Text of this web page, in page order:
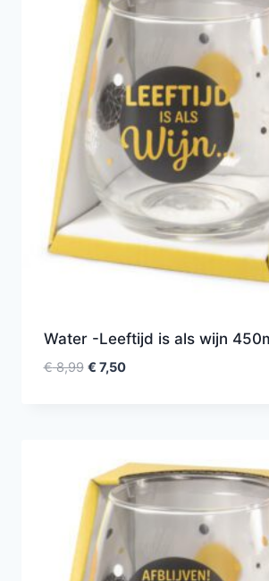
Water -Leeftijd is als wijn
€8,99 € 7,50